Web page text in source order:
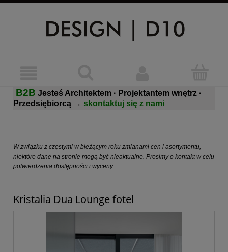
B2B Jesteś Architektem · Projektantem wnętrz ·
Przedsiębiorcą → skontaktuj się z nami
W związku z częstymi w bieżącym roku zmianami cen i asortymentu,
niektóre dane na stronie mogą być nieaktualne. Prosimy o kontakt w celu
potwierdzenia dostępności i wyceny.
Kristalia Dua Lounge fotel